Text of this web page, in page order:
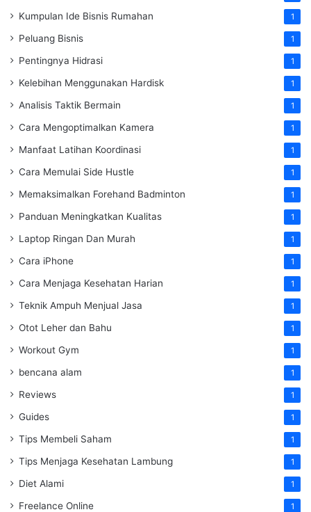
Kumpulan Ide Bisnis Rumahan 1
Peluang Bisnis 1
Pentingnya Hidrasi 1
Kelebihan Menggunakan Hardisk 1
Analisis Taktik Bermain 1
Cara Mengoptimalkan Kamera 1
Manfaat Latihan Koordinasi 1
Cara Memulai Side Hustle 1
Memaksimalkan Forehand Badminton 1
Panduan Meningkatkan Kualitas 1
Laptop Ringan Dan Murah 1
Cara iPhone 1
Cara Menjaga Kesehatan Harian 1
Teknik Ampuh Menjual Jasa 1
Otot Leher dan Bahu 1
Workout Gym 1
bencana alam 1
Reviews 1
Guides 1
Tips Membeli Saham 1
Tips Menjaga Kesehatan Lambung 1
Diet Alami 1
Freelance Online 1